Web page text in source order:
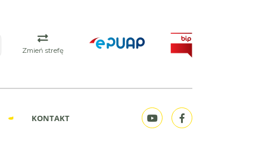
Zmień strefę
KONTAKT